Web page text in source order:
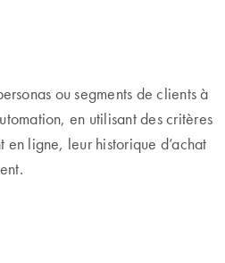
ou segments de clients à
en utilisant des critères
en ligne, leur historique d’achat